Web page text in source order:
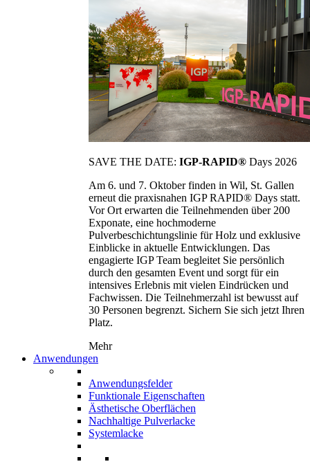
SAVE THE DATE: IGP-RAPID® Days 2026
Am 6. und 7. Oktober finden in Wil, St. Gallen
erneut die praxisnahen IGP RAPID® Days statt.
Vor Ort erwarten die Teilnehmenden über 200
Exponate, eine hochmoderne
Pulverbeschichtungslinie für Holz und exklusive
Einblicke in aktuelle Entwicklungen. Das
engagierte IGP Team begleitet Sie persönlich
durch den gesamten Event und sorgt für ein
intensives Erlebnis mit vielen Eindrücken und
Fachwissen. Die Teilnehmerzahl ist bewusst auf
30 Personen begrenzt. Sichern Sie sich jetzt Ihren
Platz.
Mehr
Anwendungen
Anwendungsfelder
Funktionale Eigenschaften
Ästhetische Oberflächen
Nachhaltige Pulverlacke
Systemlacke